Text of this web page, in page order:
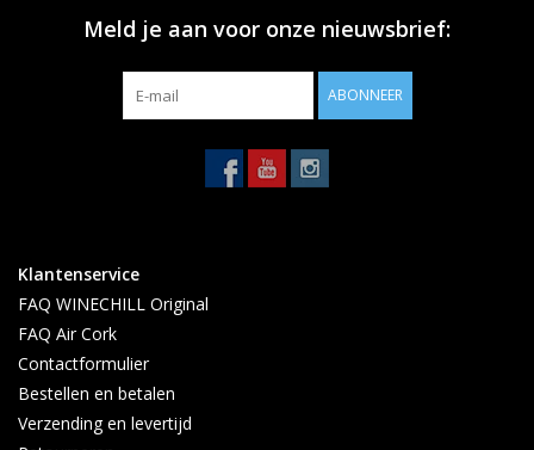
Meld je aan voor onze nieuwsbrief:
ABONNEER
Klantenservice
FAQ WINECHILL Original
FAQ Air Cork
Contactformulier
Bestellen en betalen
Verzending en levertijd